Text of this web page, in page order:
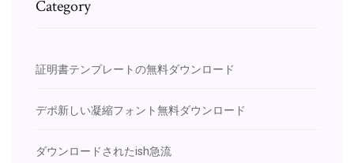
Category
証明書テンプレートの無料ダウンロード
デポ新しい凝縮フォント無料ダウンロード
ダウンロードされたish急流